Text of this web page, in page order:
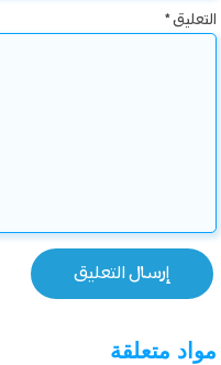
التعليق*
مواد متعلقة